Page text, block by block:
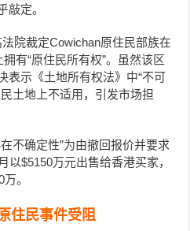
敲定。
院裁定Cowichan原住民部族在
有“原住民所有权”。虽然该区
表示《土地所有权法》中“不可
土地上不适用，引发市场担
不确定性”为由撤回报价并要求
以$5150万元出售给香港买家，
。
住民事件受阻